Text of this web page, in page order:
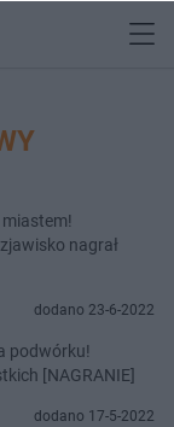
miastem!
nagrał
dodano 23-6-2022
podwórku!
[NAGRANIE]
dodano 17-5-2022